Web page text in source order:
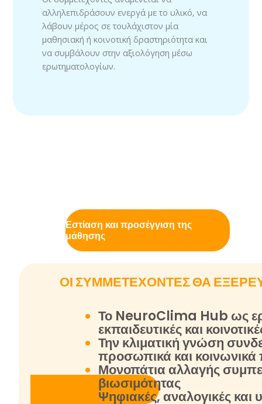
αλληλεπιδράσουν ενεργά με το υλικό, να
λάβουν μέρος σε τουλάχιστον μία
μαθησιακή ή κοινοτική δραστηριότητα και
να συμβάλουν στην αξιολόγηση μέσω
ερωτηματολογίων.
Εστίαση και προσέγγιση της
μάθησης
ΟΙ ΣΥΜΜΕΤΕΧΟΝΤΕΣ ΘΑ
Το NeuroClima Hub ως
εκπαιδευτικές και
Την κλιματική γνώση
προσωπικά και κοινωνικά
Μονοπάτια αλλαγής
βιωσιμότητας
Ψηφιακές, αναλογικές και